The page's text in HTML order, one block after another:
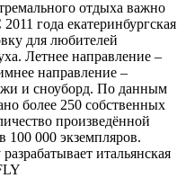
отдыха важно
года екатеринбургская
для любителей
Летнее направление –
направление –
и сноуборд. По данным
более 250 собственных
произведённой
100 000 экземпляров.
итальянская